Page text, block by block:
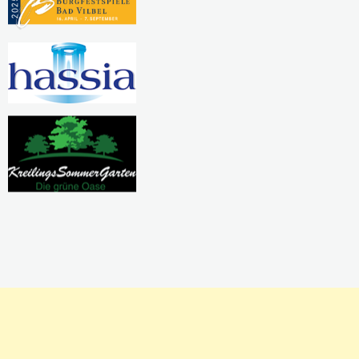
Pausierende Projekte
Kreativwerkstatt
Nadel und Faden